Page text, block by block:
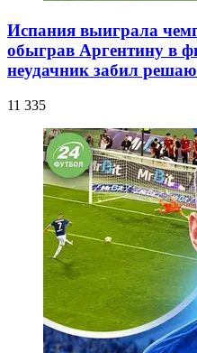
Испания выиграла
обыграв Аргентину в
неудачник забил
11 335